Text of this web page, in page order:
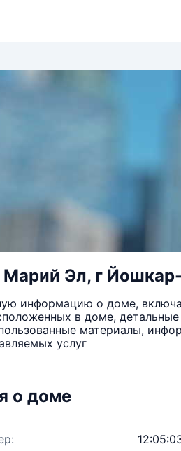
Марий Эл, г
информацию о доме,
в доме,
материалы,
услуг
о доме